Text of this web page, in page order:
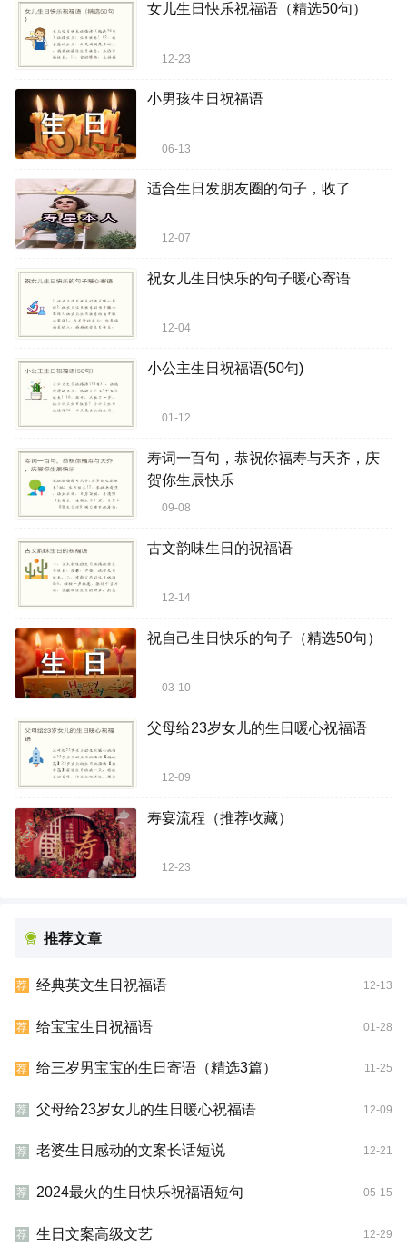
女儿生日快乐祝福语（精选50句）
12-23
小男孩生日祝福语
06-13
适合生日发朋友圈的句子，收了
12-07
祝女儿生日快乐的句子暖心寄语
12-04
小公主生日祝福语(50句)
01-12
寿词一百句，恭祝你福寿与天齐，庆
贺你生辰快乐
09-08
古文韵味生日的祝福语
12-14
祝自己生日快乐的句子（精选50句）
03-10
父母给23岁女儿的生日暖心祝福语
12-09
寿宴流程（推荐收藏）
12-23
推荐文章
荐 经典英文生日祝福语 12-13
荐 给宝宝生日祝福语 01-28
荐 给三岁男宝宝的生日寄语（精选3篇） 11-25
荐 父母给23岁女儿的生日暖心祝福语 12-09
荐 老婆生日感动的文案长话短说 12-21
荐 2024最火的生日快乐祝福语短句 05-15
荐 生日文案高级文艺 12-29